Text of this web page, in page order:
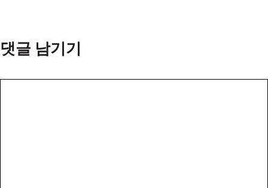
댓글 남기기